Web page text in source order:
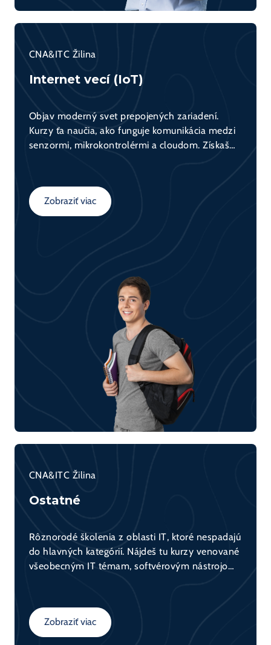
CNA&ITC Žilina
Internet vecí (IoT)
Objav moderný svet prepojených zariadení.
Kurzy ťa naučia, ako funguje komunikácia medzi
senzormi, mikrokontrolérmi a cloudom. Získaš
dát a ich využitie v praxi.
Zobraziť viac
CNA&ITC Žilina
Ostatné
Rôznorodé školenia z oblasti IT, ktoré nespadajú
do hlavných kategórií. Nájdeš tu kurzy venované
všeobecným IT témam, softvérovým nástrojom,
voľba na rozšírenie svojho všeobecného
prehľadu v IT.
Zobraziť viac